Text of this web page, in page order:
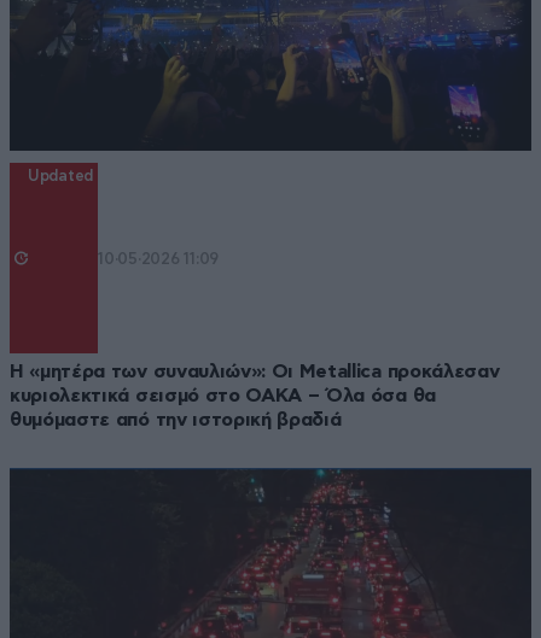
Updated
10·05·2026 11:09
Η «μητέρα των συναυλιών»: Οι Metallica προκάλεσαν
κυριολεκτικά σεισμό στο ΟΑΚΑ – Όλα όσα θα
θυμόμαστε από την ιστορική βραδιά